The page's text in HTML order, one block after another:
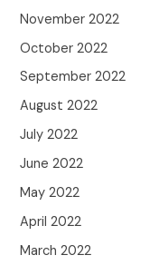
November 2022
October 2022
September 2022
August 2022
July 2022
June 2022
May 2022
April 2022
March 2022